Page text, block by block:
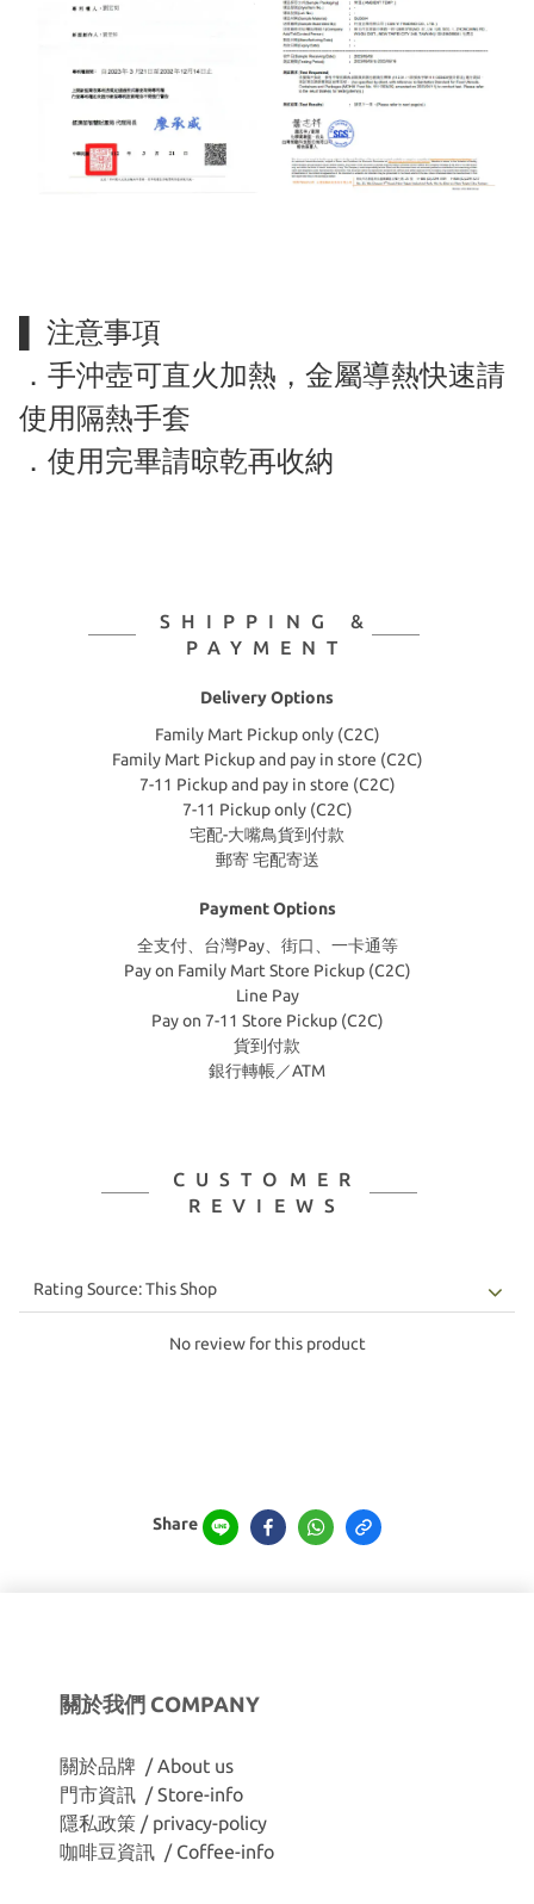
▌ 注意事項
．手沖壺可直火加熱，金屬導熱快速請
使用隔熱手套
．使用完畢請晾乾再收納
SHIPPING &
PAYMENT
Delivery Options
Family Mart Pickup only (C2C)
Family Mart Pickup and pay in store (C2C)
7-11 Pickup and pay in store (C2C)
7-11 Pickup only (C2C)
宅配-大嘴鳥貨到付款
郵寄 宅配寄送
Payment Options
全支付、台灣Pay、街口、一卡通等
Pay on Family Mart Store Pickup (C2C)
Line Pay
Pay on 7-11 Store Pickup (C2C)
貨到付款
銀行轉帳／ATM
CUSTOMER
REVIEWS
No review for this product
Share
關於我們 COMPANY
關於品牌 / About us
門市資訊 / Store-info
隱私政策 / privacy-policy
咖啡豆資訊 / Coffee-info